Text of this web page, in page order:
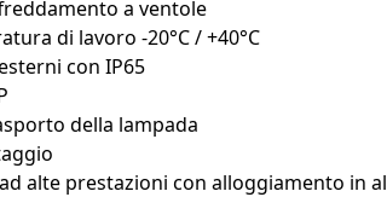
a ventole
di lavoro -20°C / +40°C
con IP65
della lampada
alte prestazioni con alloggiamento in